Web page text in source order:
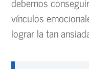
vínculos
lograr la tan